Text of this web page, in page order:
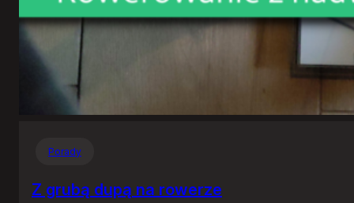
Porady
Z grubą dupą na rowerze